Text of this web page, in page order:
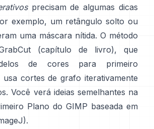
precisam de algumas dicas
exemplo, um retângulo solto ou
uma máscara nítida. O método
(capítulo de livro), que
de cores para primeiro
cortes de grafo iterativamente
Você verá ideias semelhantes na
Plano do GIMP baseada em
).